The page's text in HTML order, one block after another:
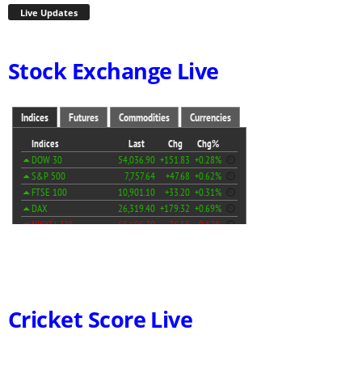
Live Updates
Stock Exchange Live
Cricket Score Live